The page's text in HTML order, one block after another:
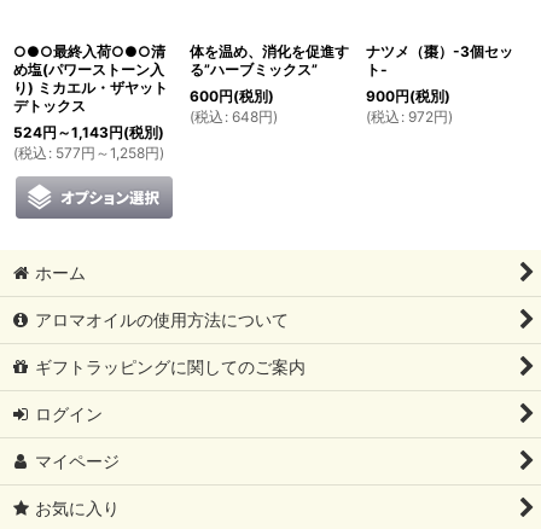
○●○最終入荷○●○清
め塩(パワーストーン入
り) ミカエル・ザヤット
デトックス
524円 ～1,143円(税別)
(税込 : 577円 ～1,258円)
体を温め、消化を促進す
る”ハーブミックス”
600円(税別)
(税込 : 648円)
ナツメ（棗）-3個セッ
ト-
900円(税別)
(税込 : 972円)
ホーム
アロマオイルの使用方法について
ギフトラッピングに関してのご案内
ログイン
マイページ
お気に入り